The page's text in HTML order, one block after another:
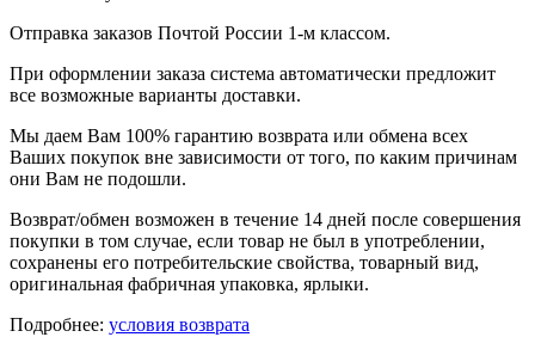
Отправка заказов Почтой России 1-м классом.
При оформлении заказа система автоматически предложит
все возможные варианты доставки.
Мы даем Вам 100% гарантию возврата или обмена всех
Ваших покупок вне зависимости от того, по каким причинам
они Вам не подошли.
Возврат/обмен возможен в течение 14 дней после совершения
покупки в том случае, если товар не был в употреблении,
сохранены его потребительские свойства, товарный вид,
оригинальная фабричная упаковка, ярлыки.
Подробнее: условия возврата